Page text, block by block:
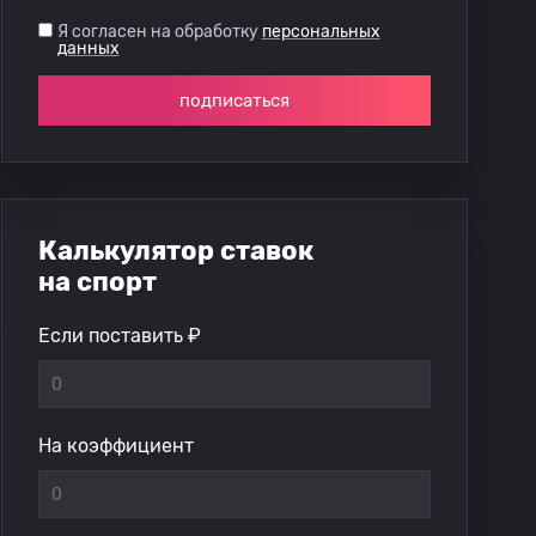
Я согласен на обработку персональных
данных
подписаться
Калькулятор ставок
на спорт
Если поставить ₽
На коэффициент